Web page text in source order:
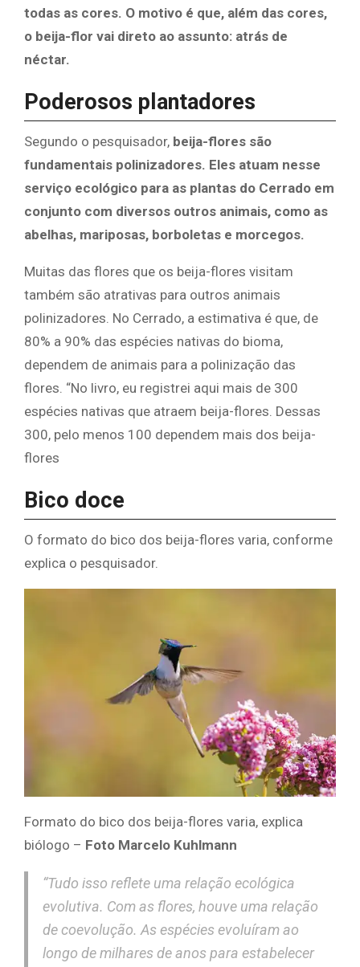
todas as cores. O motivo é que, além das cores,
o beija-flor vai direto ao assunto: atrás de
néctar.
Poderosos plantadores
Segundo o pesquisador, beija-flores são
fundamentais polinizadores. Eles atuam nesse
serviço ecológico para as plantas do Cerrado em
conjunto com diversos outros animais, como as
abelhas, mariposas, borboletas e morcegos.
Muitas das flores que os beija-flores visitam
também são atrativas para outros animais
polinizadores. No Cerrado, a estimativa é que, de
80% a 90% das espécies nativas do bioma,
dependem de animais para a polinização das
flores. “No livro, eu registrei aqui mais de 300
espécies nativas que atraem beija-flores. Dessas
300, pelo menos 100 dependem mais dos beija-
flores
Bico doce
O formato do bico dos beija-flores varia, conforme
explica o pesquisador.
Formato do bico dos beija-flores varia, explica
biólogo – Foto Marcelo Kuhlmann
“Tudo isso reflete uma relação ecológica
evolutiva. Com as flores, houve uma relação
de coevolução. As espécies evoluíram ao
longo de milhares de anos para estabelecer